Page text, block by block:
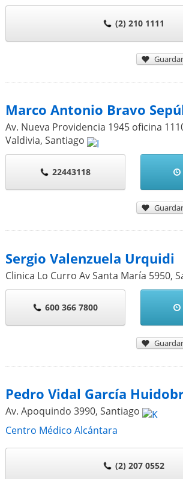
(2) 210 1111
Guardar
Marco Antonio Bravo
Av. Nueva Providencia 1945 oficina
Valdivia, Santiago
22443118
Guardar
Sergio Valenzuela Urquidi
Clinica Lo Curro Av Santa María 5950,
600 366 7800
Guardar
Pedro Vidal García
Av. Apoquindo 3990, Santiago
Centro Médico Alcántara
(2) 207 0552